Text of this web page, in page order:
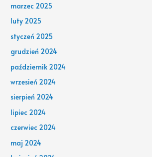
marzec 2025
luty 2025
styczeń 2025
grudzień 2024
październik 2024
wrzesień 2024
sierpień 2024
lipiec 2024
czerwiec 2024
maj 2024